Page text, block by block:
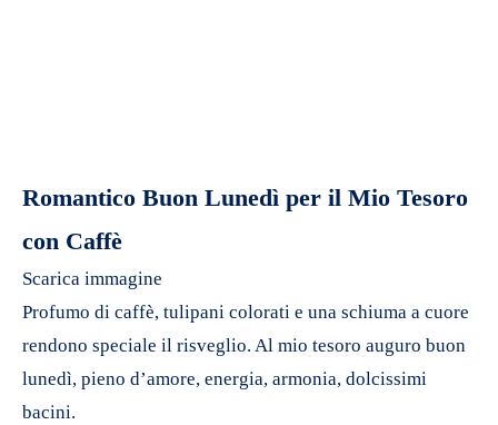
Romantico Buon Lunedì per il Mio Tesoro
con Caffè
Scarica immagine
Profumo di caffè, tulipani colorati e una schiuma a cuore
rendono speciale il risveglio. Al mio tesoro auguro buon
lunedì, pieno d’amore, energia, armonia, dolcissimi
bacini.